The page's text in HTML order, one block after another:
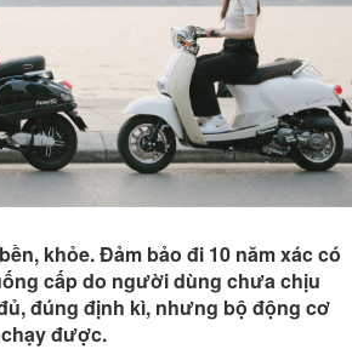
khỏe. Đảm bảo đi 10 năm xác có
cấp do người dùng chưa chịu
đúng định kì, nhưng bộ động cơ
được.